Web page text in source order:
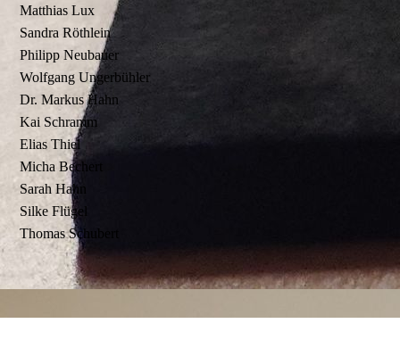
Matthias Lux
Sandra Röthlein
Philipp Neubauer
Wolfgang Ungerbühler
Dr. Markus Hahn
Kai Schramm
Elias Thiel
Micha Bechert
Sarah Hahn
Silke Flügel
Thomas Schubert